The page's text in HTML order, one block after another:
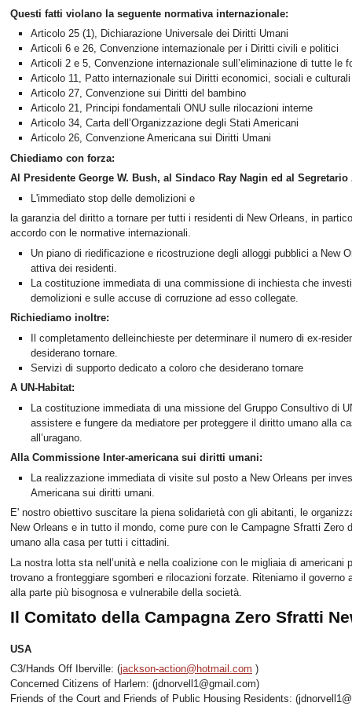
Questi fatti violano la seguente normativa internazionale:
Articolo 25 (1), Dichiarazione Universale dei Diritti Umani
Articoli 6 e 26, Convenzione internazionale per i Diritti civili e politici
Articoli 2 e 5, Convenzione internazionale sull’eliminazione di tutte le
Articolo 11, Patto internazionale sui Diritti economici, sociali e culturali
Articolo 27, Convenzione sui Diritti del bambino
Articolo 21, Principi fondamentali ONU sulle rilocazioni interne
Articolo 34, Carta dell’Organizzazione degli Stati Americani
Articolo 26, Convenzione Americana sui Diritti Umani
Chiediamo con forza:
Al Presidente George W. Bush, al Sindaco Ray Nagin ed al
L'immediato stop delle demolizioni e
la garanzia del diritto a tornare per tutti i residenti di New Orleans, in
accordo con le normative internazionali.
Un piano di riedificazione e ricostruzione degli alloggi pubblici a New
attiva dei residenti.
La costituzione immediata di una commissione di inchiesta che
demolizioni e sulle accuse di corruzione ad esso collegate.
Richiediamo inoltre:
Il completamento delleinchieste per determinare il numero di ex-
desiderano tornare.
Servizi di supporto dedicato a coloro che desiderano tornare
A UN-Habitat:
La costituzione immediata di una missione del Gruppo Consultivo di
assistere e fungere da mediatore per proteggere il diritto umano alla
all’uragano.
Alla Commissione Inter-americana sui diritti umani:
La realizzazione immediata di visite sul posto a New Orleans per
Americana sui diritti umani.
E' nostro obiettivo suscitare la piena solidarietà con gli abitanti, le
New Orleans e in tutto il mondo, come pure con le Campagne Sfratti Zero
umano alla casa per tutti i cittadini.
La nostra lotta sta nell’unità e nella coalizione con le migliaia di
trovano a fronteggiare sgomberi e rilocazioni forzate. Riteniamo il governo
alla parte più bisognosa e vulnerabile della società.
Il Comitato della Campagna Zero Sfratti
USA
C3/Hands Off Iberville: (jackson-action@hotmail.com )
Concerned Citizens of Harlem: (jdnorvell1@gmail.com)
Friends of the Court and Friends of Public Housing Residents: